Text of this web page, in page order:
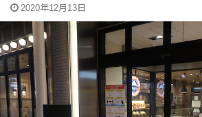
2020年12月13日